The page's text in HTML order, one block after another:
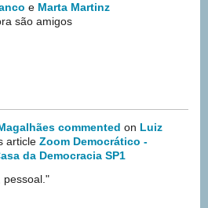
e Marta Martinz
são amigos
commented on Luiz
article Zoom Democrático -
da Democracia SP1
pessoal."